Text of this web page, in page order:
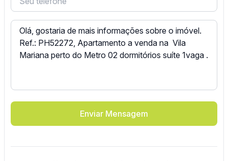
Enviar Mensagem